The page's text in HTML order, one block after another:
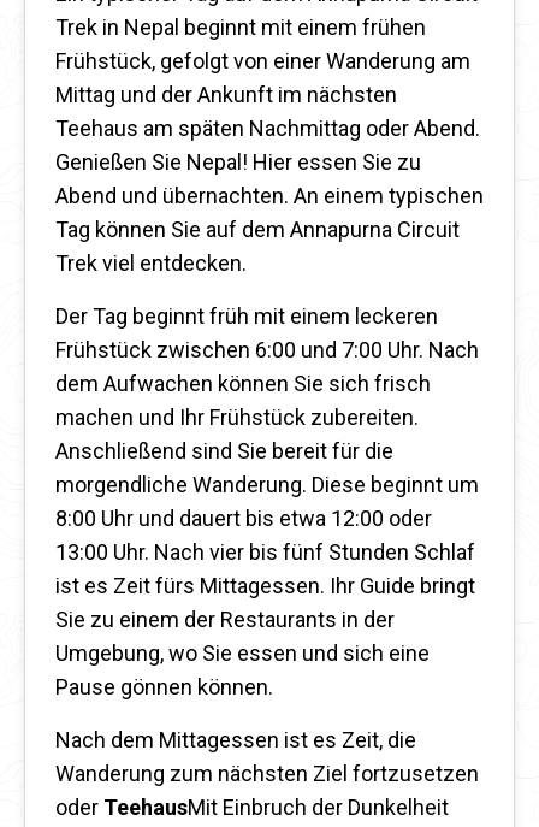
Trek in Nepal beginnt mit einem frühen
Frühstück, gefolgt von einer Wanderung am
Mittag und der Ankunft im nächsten
Teehaus am späten Nachmittag oder Abend.
Genießen Sie Nepal! Hier essen Sie zu
Abend und übernachten. An einem typischen
Tag können Sie auf dem Annapurna Circuit
Trek viel entdecken.
Der Tag beginnt früh mit einem leckeren
Frühstück zwischen 6:00 und 7:00 Uhr. Nach
dem Aufwachen können Sie sich frisch
machen und Ihr Frühstück zubereiten.
Anschließend sind Sie bereit für die
morgendliche Wanderung. Diese beginnt um
8:00 Uhr und dauert bis etwa 12:00 oder
13:00 Uhr. Nach vier bis fünf Stunden Schlaf
ist es Zeit fürs Mittagessen. Ihr Guide bringt
Sie zu einem der Restaurants in der
Umgebung, wo Sie essen und sich eine
Pause gönnen können.
Nach dem Mittagessen ist es Zeit, die
Wanderung zum nächsten Ziel fortzusetzen
oder TeehausMit Einbruch der Dunkelheit